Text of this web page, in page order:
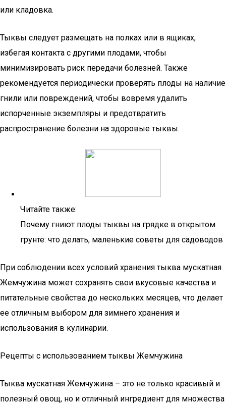
или кладовка.
Тыквы следует размещать на полках или в ящиках,
избегая контакта с другими плодами, чтобы
минимизировать риск передачи болезней. Также
рекомендуется периодически проверять плоды на наличие
гнили или повреждений, чтобы вовремя удалить
испорченные экземпляры и предотвратить
распространение болезни на здоровые тыквы.
Читайте также:
Почему гниют плоды тыквы на грядке в открытом
грунте: что делать, маленькие советы для садоводов
При соблюдении всех условий хранения тыква мускатная
Жемчужина может сохранять свои вкусовые качества и
питательные свойства до нескольких месяцев, что делает
ее отличным выбором для зимнего хранения и
использования в кулинарии.
Рецепты с использованием тыквы Жемчужина
Тыква мускатная Жемчужина – это не только красивый и
полезный овощ, но и отличный ингредиент для множества